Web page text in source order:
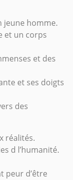
jeune homme.
et un corps
et des
et ses doigts
des
réalités.
d l’humanité.
peur d’être